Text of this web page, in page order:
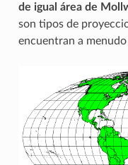
de igual área de
son tipos de
encuentran a